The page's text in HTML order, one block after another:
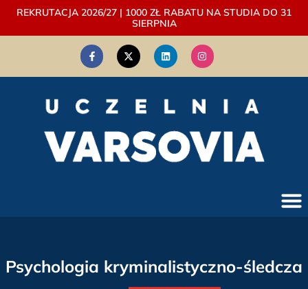
REKRUTACJA 2026/27 | 1000 ZŁ RABATU NA STUDIA DO 31
SIERPNIA
Psychologia kryminalistyczno-śledcza